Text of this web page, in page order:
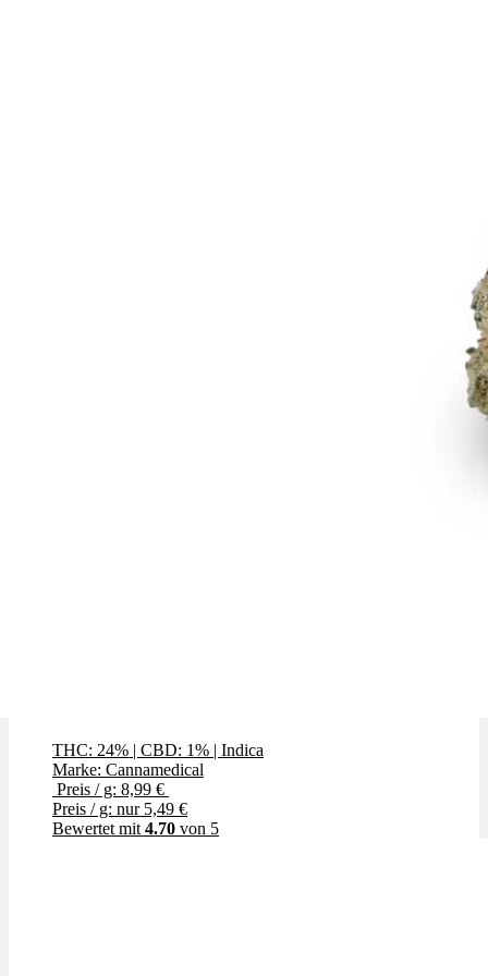
THC: 24% | CBD: 1% | Indica
Marke: Cannamedical
Preis / g: 8,99 €
Preis / g: nur 5,49 €
Bewertet mit 4.70 von 5